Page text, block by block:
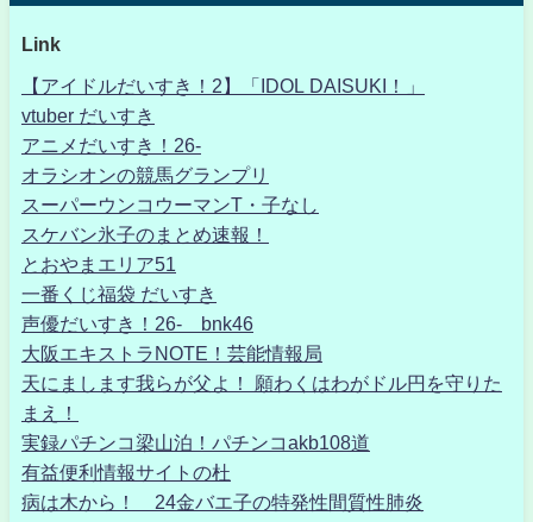
Link
【アイドルだいすき！2】「IDOL DAISUKI！」
vtuber だいすき
アニメだいすき！26-
オラシオンの競馬グランプリ
スーパーウンコウーマンT・子なし
スケバン氷子のまとめ速報！
とおやまエリア51
一番くじ福袋 だいすき
声優だいすき！26- bnk46
大阪エキストラNOTE！芸能情報局
天にまします我らが父よ！ 願わくはわがドル円を守りた
まえ！
実録パチンコ梁山泊！パチンコakb108道
有益便利情報サイトの杜
病は木から！ 24金バエ子の特発性間質性肺炎